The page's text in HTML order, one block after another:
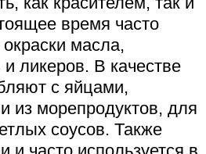
время часто
масла,
ликеров. В качестве
с яйцами,
из морепродуктов, для
соусов. Также